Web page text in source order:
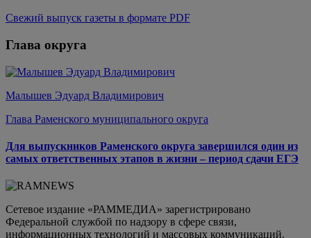
Свежий выпуск газеты в формате PDF
Глава округа
Малышев Эдуард Владимирович
Глава Раменского муниципального округа
Для выпускников Раменского округа завершился один из
самых ответственных этапов в жизни – период сдачи ЕГЭ
Сетевое издание «РАММЕДИА» зарегистрировано
Федеральной службой по надзору в сфере связи,
информационных технологий и массовых коммуникаций.